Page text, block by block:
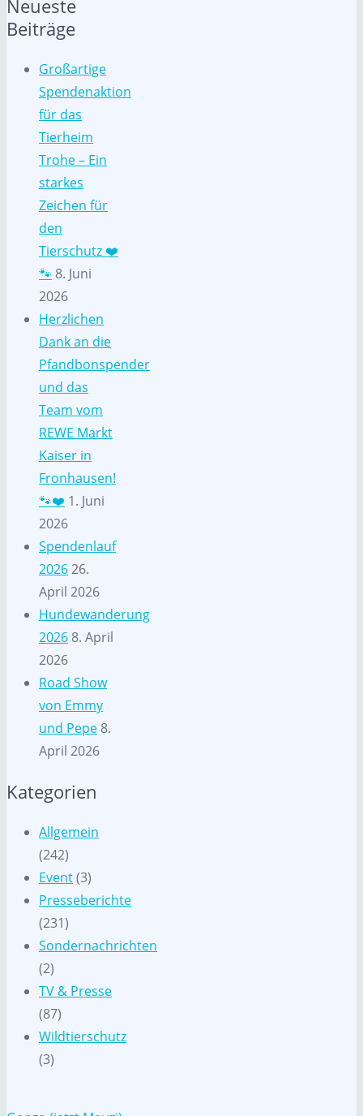
Neueste
Beiträge
Großartige
Spendenaktion
für das
Tierheim
Trohe – Ein
starkes
Zeichen für
den
Tierschutz ❤️
🐾 8. Juni
2026
Herzlichen
Dank an die
Pfandbonspender
und das
Team vom
REWE Markt
Kaiser in
Fronhausen!
🐾❤️ 1. Juni
2026
Spendenlauf
202626.
April 2026
Hundewanderung
2026 8. April
2026
Road Show
von Emmy
und Pepe 8.
April 2026
Kategorien
Allgemein
(242)
Event(3)
Presseberichte
(231)
Sondernachrichten
(2)
TV & Presse
(87)
Wildtierschutz
(3)